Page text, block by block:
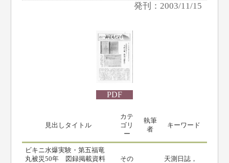
発刊：2003/11/15
PDF
見出しタイトル
カテ
ゴリ
ー
執筆
者
キーワード
ビキニ水爆実験・第五福竜
丸被災50年 図録掲載資料
その
天測日誌，